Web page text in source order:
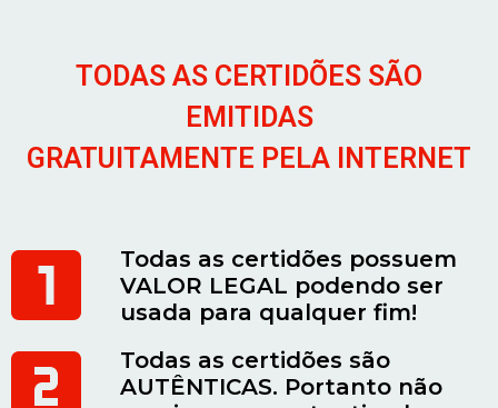
TODAS AS CERTIDÕES SÃO
EMITIDAS
GRATUITAMENTE PELA INTERNET
Todas as certidões possuem
VALOR LEGAL podendo ser
usada para qualquer fim!
Todas as certidões são
AUTÊNTICAS. Portanto não